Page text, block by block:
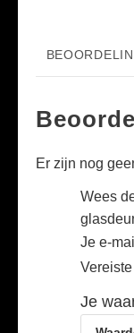
Er zijn nog
Wees
Je e-
Je